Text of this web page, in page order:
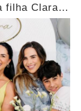
filha Clara;